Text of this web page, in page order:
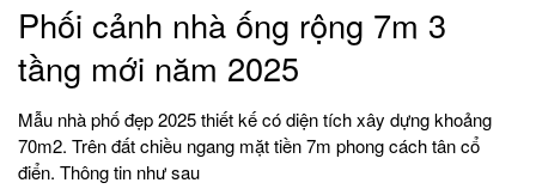
Phối cảnh nhà ống rộng 7m 3
tầng mới năm 2025
Mẫu nhà phố đẹp 2025 thiết kế có diện tích xây dựng khoảng
70m2. Trên đất chiều ngang mặt tiền 7m phong cách tân cổ
điển. Thông tin như sau